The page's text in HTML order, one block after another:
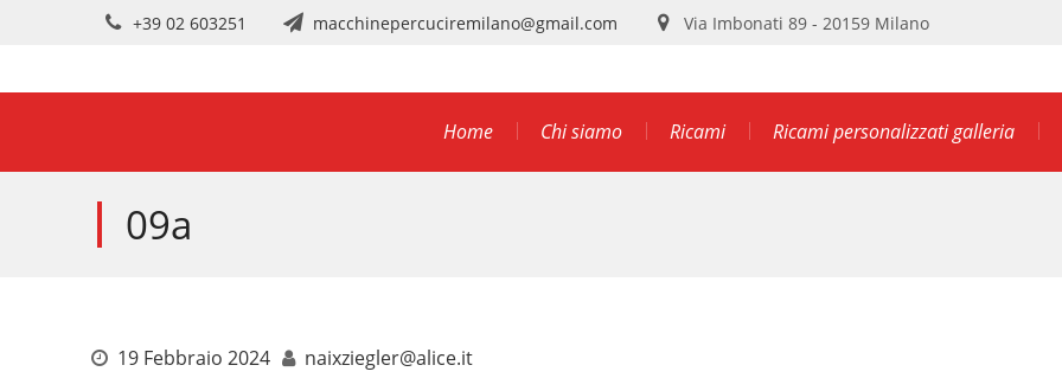
+39 02 603251 macchinepercuciremilano@gmail.com Via Imbonati 89 - 20159 Milano
Home Chi siamo Ricami Ricami personalizzati galleria
09a
19 Febbraio 2024 naixziegler@alice.it